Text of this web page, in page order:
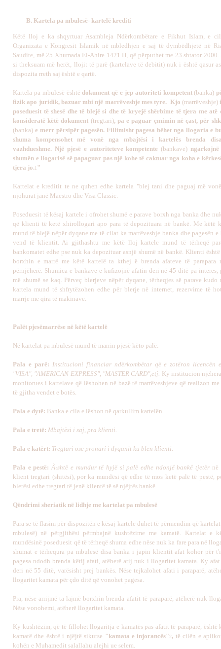
B. Kartela pa mbulesë- kartelë krediti
Këtë lloj e ka shqyrtuar Asambleja Ndërkombëtare e Fikhut Islam, e
Organizata e Kongresit Islamik në mbledhjen e saj të dymbëdhjetë në
Saudite, më 25 Xhumada El-Ahire 1421 H, që përputhet me 23 shtator 2000.
si theksuam më herët, llojit të parë (kartelave të debitit) nuk i është qasur
dispozita rreth saj është e qartë.
Kartela pa mbulesë është dokument që e jep autoriteti kompetent (banka)
fizik apo juridik, bazuar mbi një marrëveshje mes tyre. Kjo(marrëveshje)
poseduesit të shesë dhe të blejë si dhe të kryejë shërbime të tjera me atë
konsideratë këtë dokument (tregtari), pa e paguar çmimin në çast, për
(banka) e merr përsipër pagesën. Fillimisht pagesa bëhet nga llogaria e
shuma kompensohet më vonë nga mbajtësi i kartelës brenda
vazhdueshme. Një pjesë e autoriteteve kompetente(bankave)
shumën e llogarisë së papaguar pas një kohe të caktuar nga koha e
tjera jo.1 "
Kartelat e kreditit te ne quhen edhe kartela "blej tani dhe paguaj më
njohurat janë Maestro dhe Visa Classic.
Poseduesit të kësaj kartele i ofrohet shumë e parave borxh nga banka dhe
që klienti të ketë xhirollogari apo para të depozituara në bankë. Me këtë
mund të blejë nëpër dyqane me të cilat ka marrëveshje banka dhe pagesën e
vend të klientit. Ai gjithashtu me këtë lloj kartele mund të tërheqë
bankomatet edhe pse nuk ka depozituar asnjë shumë në bankë. Klienti
borxhin e marrë me këtë kartelë ta kthej ë brenda afateve të parapara
përnjëherë. Shumica e bankave e kufizojnë afatin deri në 45 ditë pa interes,
më shumë se kaq. Përveç blerjeve nëpër dyqane, tërheqjes së parave
kartela mund të shfrytëzohen edhe për blerje në internet, rezervime të
marrje me qira të makinave.
Palët pjesëmarrëse në këtë kartelë
Në kartelat pa mbulesë mund të marrin pjesë këto palë:
Pala e parë: Institucioni financiar ndërkombëtar që e zotëron licencën
"VISA", "AMERICAN EXPRESS", "MASTER CARD",etj. Ky institucion
monitorues i kartelave që lëshohen në bazë të marrëveshjeve që realizon
të gjitha vendet e botës.
Pala e dytë: Banka e cila e lëshon në qarkullim kartelën.
Pala e tretë: Mbajtësi i saj, pra klienti.
Pala e katërt: Tregtari ose pronari i dyqanit ku blen klienti.
Pala e pestë: Ã‹shtë e mundur të hyjë si palë edhe ndonjë bankë tjetër në
klient tregtari (shitësi), por ka mundësi që edhe të mos ketë palë të pestë,
blerësi edhe tregtari të jenë klientë të së njëjtës bankë.
Qëndrimi sheriatik në lidhje me kartelat pa mbulesë
Para se të flasim për dispozitën e kësaj kartele duhet të përmendim që
mbulesë) në përgjithësi përmbajnë kushtëzime me kamatë. Kartelat e
mundësinë poseduesit që të tërheqë shuma edhe nëse nuk ka fare para në
shumat e tërhequra pa mbulesë disa banka i japin klientit afat kohor për
pagesa ndodh brenda këtij afati, atëherë atij nuk i llogaritet kamata. Ky afat
deri në 55 ditë, varësisht prej bankës. Nëse tejkalohet afati i paraparë,
llogaritet kamata për çdo ditë që vonohet pagesa.
Pra, nëse arrijmë ta lajmë borxhin brenda afatit të paraparë, atëherë nuk
Nëse vonohemi, atëherë llogaritet kamata.
Ky kushtëzim, që të fillohet llogaritja e kamatës pas afatit të paraparë, është
kamatë dhe është i njëjtë sikurse "kamata e injorancës"2, të cilën e
kohën e Muhamedit salallahu alejhi ue selem.